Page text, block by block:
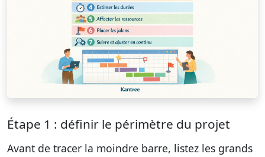
Étape 1 : définir le périmètre du projet
Avant de tracer la moindre barre, listez les grands